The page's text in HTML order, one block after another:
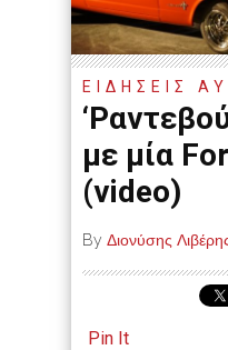
ΕΙΔΗΣΕΙΣ
με μία
(video)
By Διονύσης
Pin It